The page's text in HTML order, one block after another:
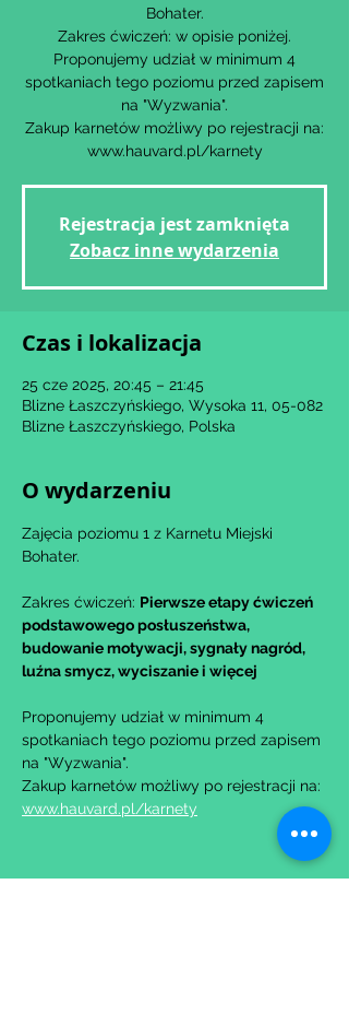
Bohater.
Zakres ćwiczeń: w opisie poniżej.
Proponujemy udział w minimum 4
spotkaniach tego poziomu przed zapisem
na "Wyzwania".
Zakup karnetów możliwy po rejestracji na:
www.hauvard.pl/karnety
Rejestracja jest zamknięta
Zobacz inne wydarzenia
Czas i lokalizacja
25 cze 2025, 20:45 – 21:45
Blizne Łaszczyńskiego, Wysoka 11, 05-082
Blizne Łaszczyńskiego, Polska
O wydarzeniu
Zajęcia poziomu 1 z Karnetu Miejski
Bohater.
Zakres ćwiczeń: Pierwsze etapy ćwiczeń
podstawowego posłuszeństwa,
budowanie motywacji, sygnały nagród,
luźna smycz, wyciszanie i więcej
Proponujemy udział w minimum 4
spotkaniach tego poziomu przed zapisem
na "Wyzwania".
Zakup karnetów możliwy po rejestracji na:
www.hauvard.pl/karnety